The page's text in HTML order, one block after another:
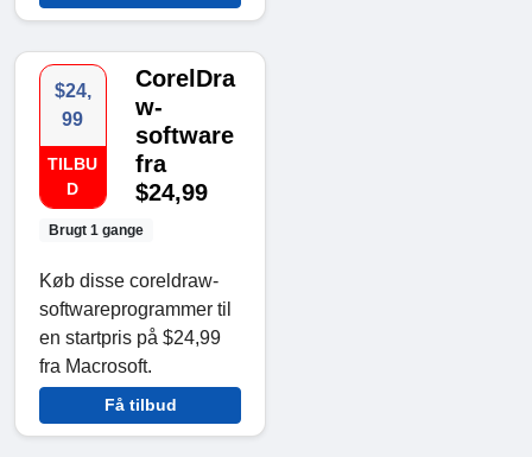
$24,
99
TILBU
D
Brugt 1 gange
CorelDra
w-
software
fra
$24,99
Køb disse coreldraw-
softwareprogrammer til
en startpris på $24,99
fra Macrosoft.
Få tilbud